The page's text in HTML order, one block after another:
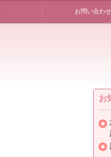
お問い合わせ
お